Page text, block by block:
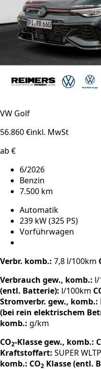
VW Golf
56.860 €inkl. MwSt
ab €
6/2026
Benzin
7.500 km
Automatik
239 kW (325 PS)
Vorführwagen
Verbr. komb.: 7,8 l/100km
Verbrauch gew., komb.:
(entl. Batterie): l/100km
Stromverbr. gew., komb.:
(bei rein elektrischem
komb.: g/km
CO2-Klasse gew., komb.:
Kraftstoffart: SUPERWLTP
komb.: CO2 Klasse (entl.